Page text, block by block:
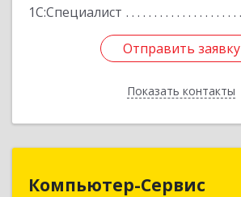
1С:Специалист
Отправить заявку
Показать контакты
Отправить заявку
Назад
Компьютер-Сервис